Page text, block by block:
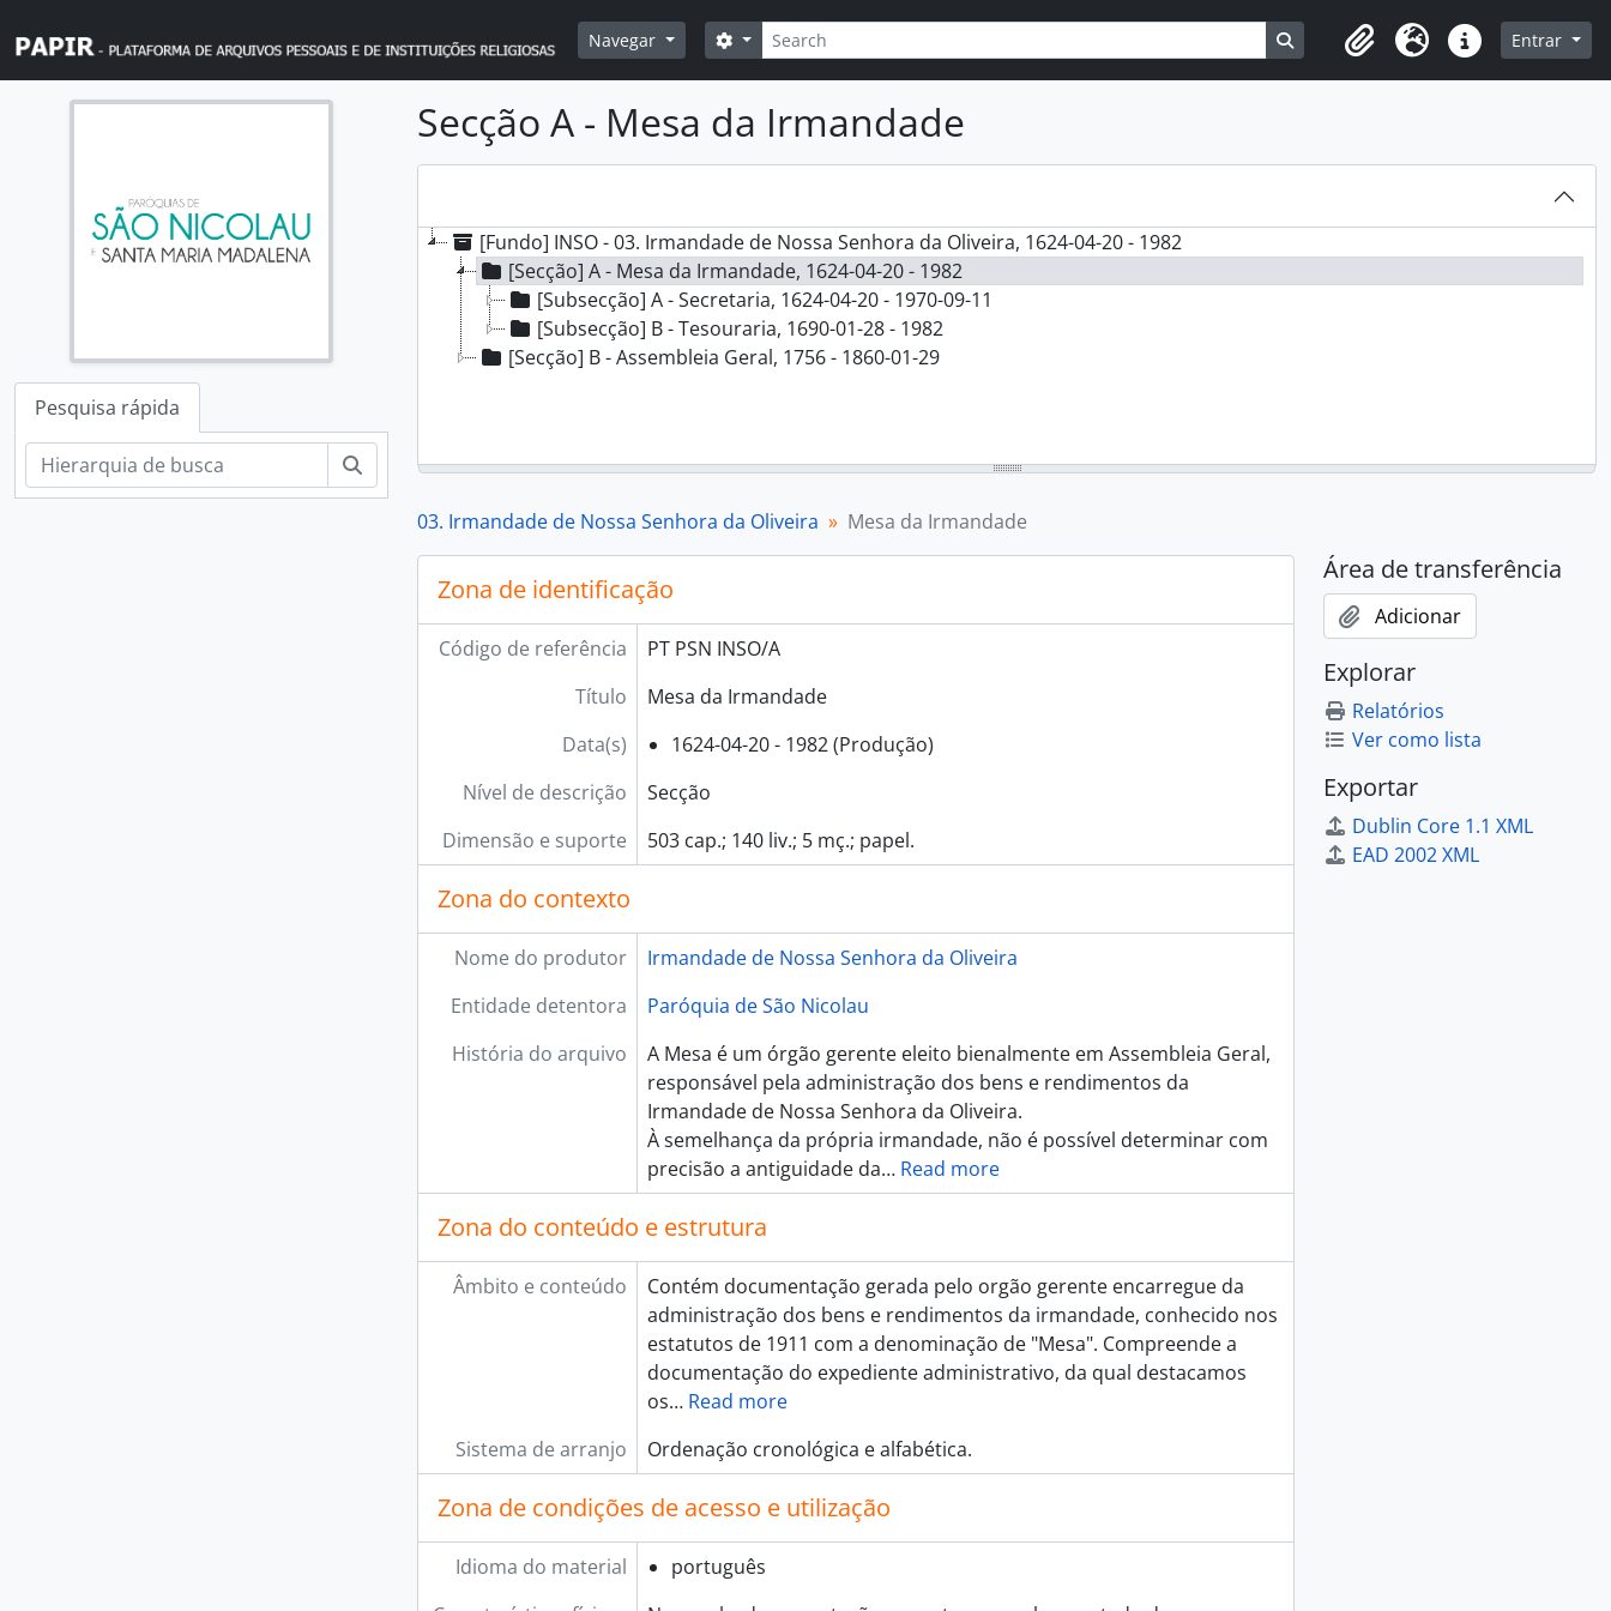
Navegar
Pesquisar
Opções de busca Busque na página de navegação
Clipboard
Idioma Ligações rápidas
Entrar
Pesquisa rápida
Pesquisar
Secção A - Mesa da Irmandade
[Fundo] INSO - 03. Irmandade de Nossa Senhora da Oliveira, 1624-04-20 - 1982
[Secção] A - Mesa da Irmandade, 1624-04-20 - 1982
[Subsecção] A - Secretaria, 1624-04-20 - 1970-09-11
[Subsecção] B - Tesouraria, 1690-01-28 - 1982
[Secção] B - Assembleia Geral, 1756 - 1860-01-29
03. Irmandade de Nossa Senhora da Oliveira Mesa da Irmandade
Zona de identificação
Código de referência
PT PSN INSO/A
Título
Mesa da Irmandade
Data(s)
1624-04-20 - 1982 (Produção)
Nível de descrição
Secção
Dimensão e suporte
503 cap.; 140 liv.; 5 mç.; papel.
Zona do contexto
Nome do produtor
Irmandade de Nossa Senhora da Oliveira
Entidade detentora
Paróquia de São Nicolau
História do arquivo
A Mesa é um órgão gerente eleito bienalmente em Assembleia Geral,
responsável pela administração dos bens e rendimentos da
Irmandade de Nossa Senhora da Oliveira.
À semelhança da própria irmandade, não é possível determinar com
precisão a antiguidade da… Read more
Zona do conteúdo e estrutura
Âmbito e conteúdo
Contém documentação gerada pelo orgão gerente encarregue da
administração dos bens e rendimentos da irmandade, conhecido nos
estatutos de 1911 com a denominação de "Mesa". Compreende a
documentação do expediente administrativo, da qual destacamos
os… Read more
Sistema de arranjo
Ordenação cronológica e alfabética.
Zona de condições de acesso e utilização
Idioma do material
português
Área de transferência
Adicionar
Explorar
Relatórios
Ver como lista
Exportar
Dublin Core 1.1 XML
EAD 2002 XML